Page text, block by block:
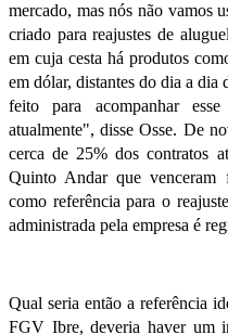
mercado, mas nós não vamos
criado para reajustes de
em cuja cesta há produtos
em dólar, distantes do dia a dia
feito para acompanhar
atualmente", disse Osse. De
cerca de 25% dos contratos
Quinto Andar que venceram
como referência para o
administrada pela empresa é
Qual seria então a referência
FGV Ibre, deveria haver um